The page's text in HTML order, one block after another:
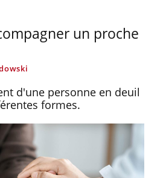
un proche
d'une personne en deuil
formes.